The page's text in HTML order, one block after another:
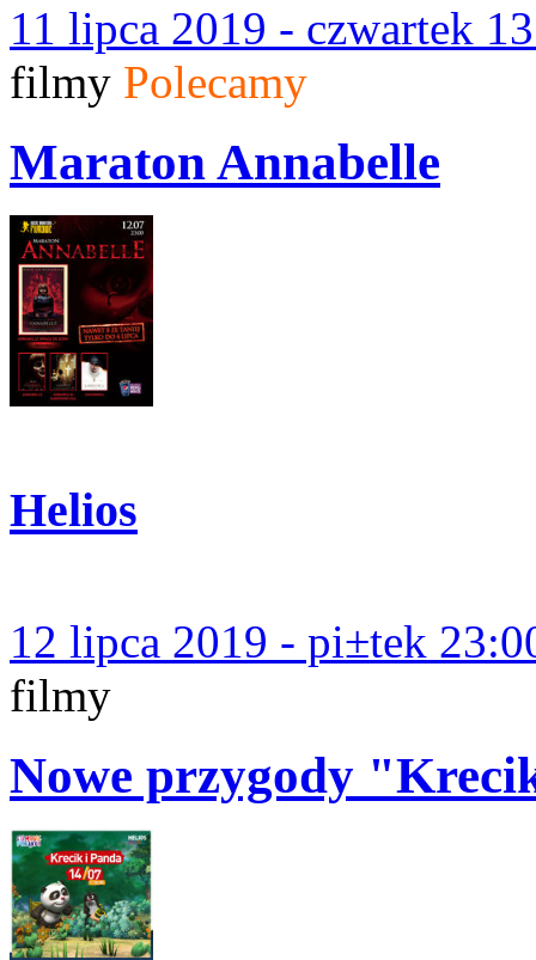
11 lipca 2019 - czwartek
filmy Polecamy
Maraton Annabelle
Helios
12 lipca 2019 - pi±tek
filmy
Nowe przygody